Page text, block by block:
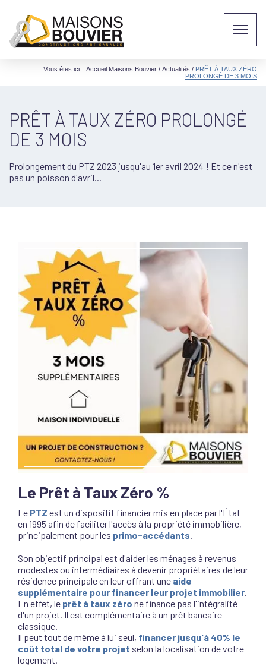
Vous êtes ici : Accueil Maisons Bouvier / Actualités / PRÊT À TAUX ZÉRO
PROLONGÉ DE 3 MOIS
PRÊT À TAUX ZÉRO PROLONGÉ
DE 3 MOIS
Prolongement du PTZ 2023 jusqu'au 1er avril 2024 ! Et ce n'est
pas un poisson d'avril...
Le Prêt à Taux Zéro %
Le PTZ est un dispositif financier mis en place par l'État
en 1995 afin de faciliter l'accès à la propriété immobilière,
principalement pour les primo-accédants.
Son objectif principal est d'aider les ménages à revenus
modestes ou intermédiaires à devenir propriétaires de leur
résidence principale en leur offrant une aide
supplémentaire pour financer leur projet immobilier.
En effet, le prêt à taux zéro ne finance pas l'intégralité
d'un projet. Il est complémentaire à un prêt bancaire
classique.
Il peut tout de même à lui seul, financer jusqu'à 40% le
coût total de votre projet selon la localisation de votre
logement.